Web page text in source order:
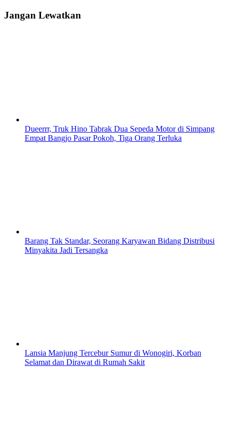
Jangan Lewatkan
Dueerrr, Truk Hino Tabrak Dua Sepeda Motor di Simpang
Empat Bangjo Pasar Pokoh, Tiga Orang Terluka
Barang Tak Standar, Seorang Karyawan Bidang Distribusi
Minyakita Jadi Tersangka
Lansia Manjung Tercebur Sumur di Wonogiri, Korban
Selamat dan Dirawat di Rumah Sakit